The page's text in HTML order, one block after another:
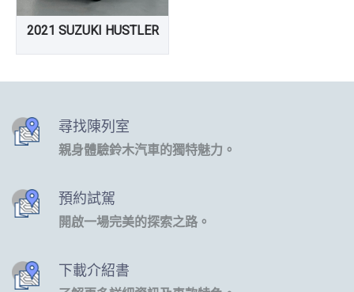
2021 SUZUKI HUSTLER
尋找陳列室
親身體驗鈴木汽車的獨特魅力。
預約試駕
開啟一場完美的探索之路。
下載介紹書